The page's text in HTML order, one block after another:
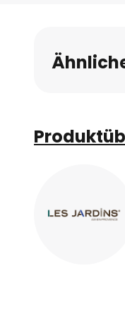
Bildgalerie
springen